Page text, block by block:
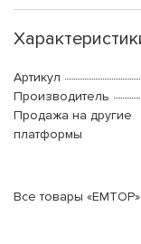
Артикул
Производитель
Продажа на другие
платформы
Все товары «EMTOP»